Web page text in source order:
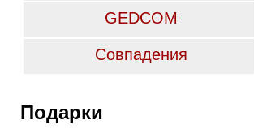
GEDCOM
Совпадения
Подарки